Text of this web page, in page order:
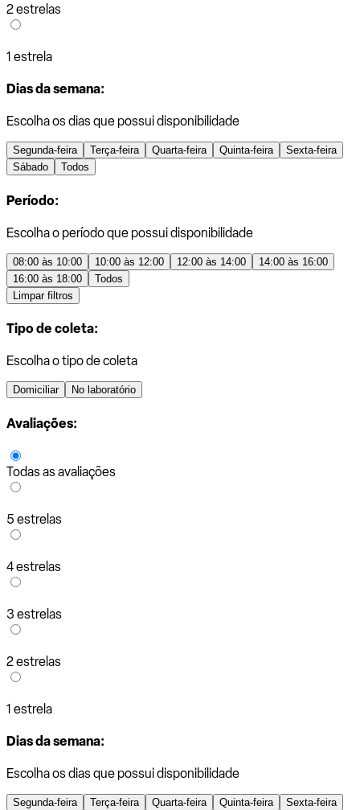
2 estrelas
1 estrela
Dias da semana:
Escolha os dias que possui disponibilidade
Segunda-feira Terça-feira Quarta-feira Quinta-feira
Sexta-feira
Sábado
Todos
Período:
Escolha o período que possui disponibilidade
08:00 às 10:00 10:00 às 12:00 12:00 às 14:00
14:00 às 16:00
16:00 às 18:00
Todos
Limpar filtros
Tipo de coleta:
Escolha o tipo de coleta
Domiciliar No laboratório
Avaliações:
Todas as avaliações
5 estrelas
4 estrelas
3 estrelas
2 estrelas
1 estrela
Dias da semana:
Escolha os dias que possui disponibilidade
Segunda-feira Terça-feira Quarta-feira Quinta-feira
Sexta-feira